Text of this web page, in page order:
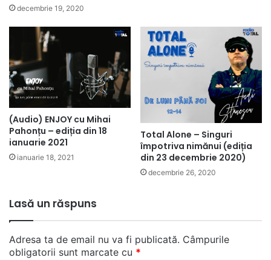
decembrie 19, 2020
(Audio) ENJOY cu Mihai
Pahonțu – ediția din 18
ianuarie 2021
ianuarie 18, 2021
Total Alone – Singuri
împotriva nimănui (ediția
din 23 decembrie 2020)
decembrie 26, 2020
Lasă un răspuns
Adresa ta de email nu va fi publicată. Câmpurile
obligatorii sunt marcate cu *